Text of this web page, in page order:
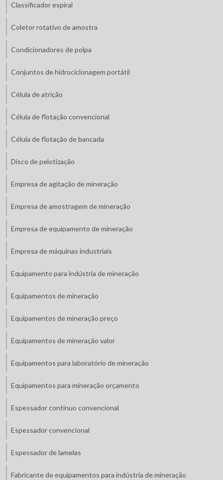
Classificador espiral
Coletor rotativo de amostra
Condicionadores de polpa
Conjuntos de hidrociclonagem portátil
Célula de atrição
Célula de flotação convencional
Célula de flotação de bancada
Disco de pelotização
Empresa de agitação de mineração
Empresa de amostragem de mineração
Empresa de equipamento de mineração
Empresa de máquinas industriais
Equipamento para indústria de mineração
Equipamentos de mineração
Equipamentos de mineração preço
Equipamentos de mineração valor
Equipamentos para laboratório de mineração
Equipamentos para mineração orçamento
Espessador contínuo convencional
Espessador convencional
Espessador de lamelas
Fabricante de equipamentos para indústria de mineração